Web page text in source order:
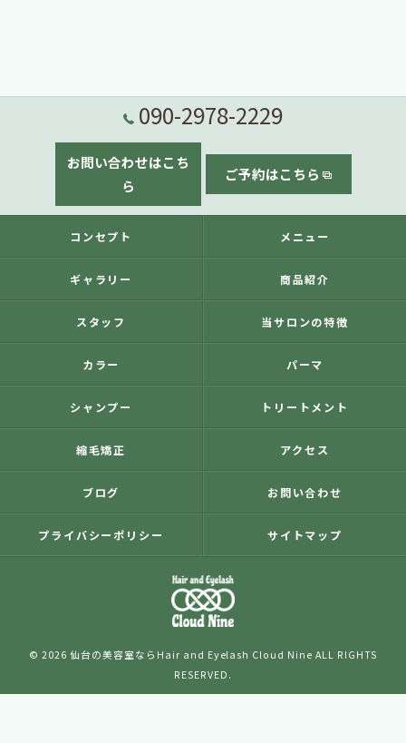
090-2978-2229
お問い合わせはこち
ら
ご予約はこちら
コンセプト メニュー
ギャラリー 商品紹介
スタッフ 当サロンの特徴
カラー パーマ
シャンプー トリートメント
縮毛矯正 アクセス
ブログ お問い合わせ
プライバシーポリシー サイトマップ
© 2026 仙台の美容室ならHair and Eyelash Cloud Nine ALL RIGHTS
RESERVED.